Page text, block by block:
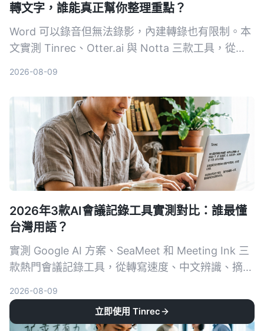
轉文字，誰能真正幫你整理重點？
Word 可以錄音但無法錄影，內建轉錄也有限制。本
文實測 Tinrec、Otter.ai 與 Notta 三款工具，從輸
2026-08-09
2026年3款AI會議記錄工具實測對比：誰最懂
台灣用語？
實測 Google AI 方案、SeaMeet 和 Meeting Ink 三
款熱門會議記錄工具，從轉寫速度、中文辨識、摘要
噩夢。
2026-08-09
立即使用 Tinrec